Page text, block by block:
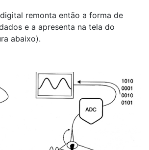
remonta então a forma de
e a apresenta na tela do
abaixo).